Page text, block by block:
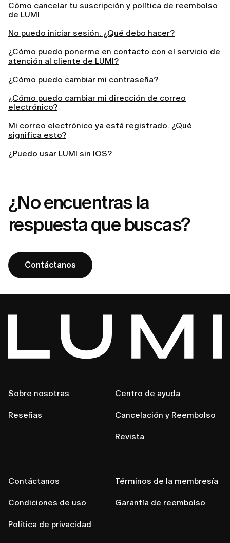
Cómo cancelar tu suscripción y política de reembolso
de LUMI
No puedo iniciar sesión. ¿Qué debo hacer?
¿Cómo puedo ponerme en contacto con el servicio de
atención al cliente de LUMI?
¿Cómo puedo cambiar mi contraseña?
¿Cómo puedo cambiar mi dirección de correo
electrónico?
Mi correo electrónico ya está registrado. ¿Qué
significa esto?
¿Puedo usar LUMI sin IOS?
¿No encuentras la
respuesta que buscas?
Contáctanos
Sobre nosotras
Reseñas
Centro de ayuda
Cancelación y Reembolso
Revista
Contáctanos
Condiciones de uso
Política de privacidad
Términos de la membresía
Garantía de reembolso